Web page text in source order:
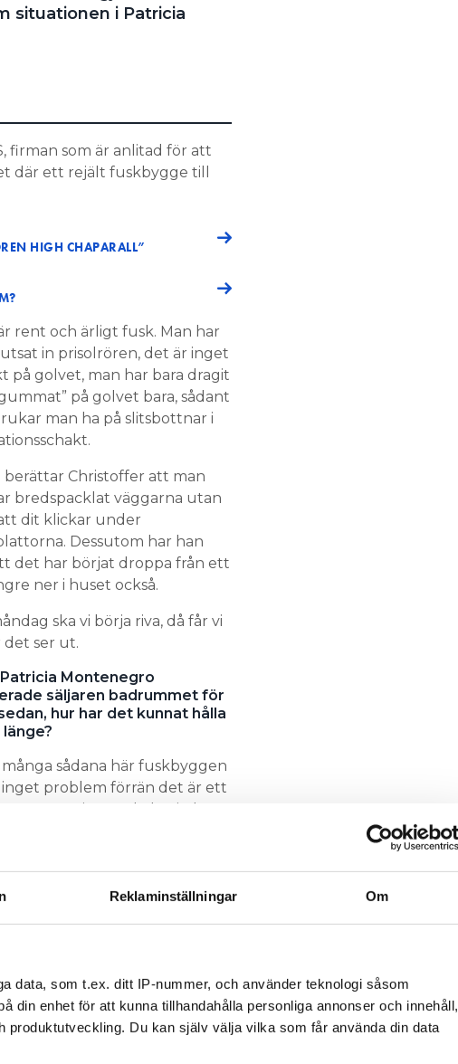
Reklaminställningar Om
data, som t.ex. ditt IP-nummer, och använder teknologi såsom
din enhet för att kunna tillhandahålla personliga annonser och innehåll,
produktutveckling. Du kan själv välja vilka som får använda din data
situationen i Patricia
firman som är anlitad för att
där ett rejält fuskbygge till
HIGH CHAPARALL”
rent och ärligt fusk. Man har
in prisolrören, det är inget
på golvet, man har bara dragit
på golvet bara, sådant
man ha på slitsbottnar i
berättar Christoffer att man
bredspacklat väggarna utan
dit klickar under
Dessutom har han
det har börjat droppa från ett
ner i huset också.
ska vi börja riva, då får vi
det ser ut.
Montenegro
säljaren badrummet för
hur har det kunnat hålla
länge?
många sådana här fuskbyggen
problem förrän det är ett
Det var ju när de började